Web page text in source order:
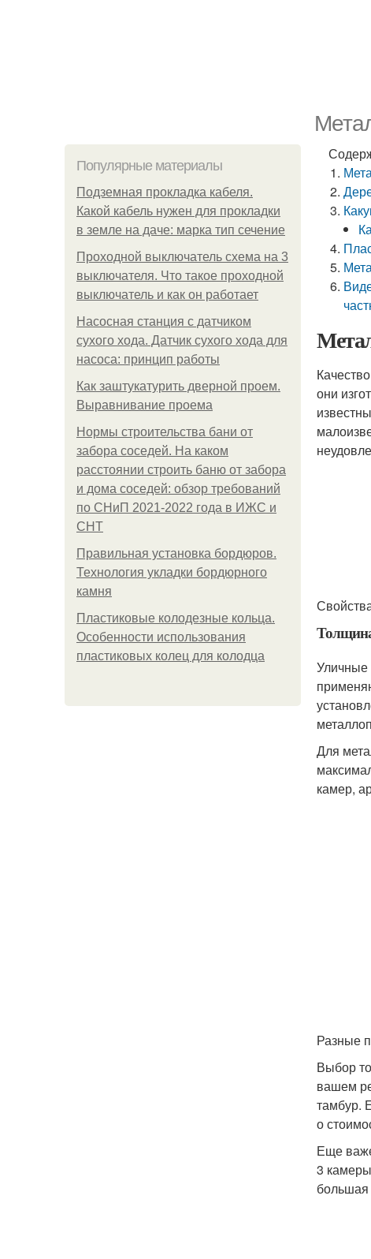
Популярные материалы
Подземная прокладка кабеля.
Какой кабель нужен для прокладки
в земле на даче: марка тип сечение
Проходной выключатель схема на 3
выключателя. Что такое проходной
выключатель и как он работает
Насосная станция с датчиком
сухого хода. Датчик сухого хода для
насоса: принцип работы
Как заштукатурить дверной проем.
Выравнивание проема
Нормы строительства бани от
забора соседей. На каком
расстоянии строить баню от забора
и дома соседей: обзор требований
по СНиП 2021-2022 года в ИЖС и
СНТ
Правильная установка бордюров.
Технология укладки бордюрного
камня
Пластиковые колодезные кольца.
Особенности использования
пластиковых колец для колодца
они
Уличные
Для
камер,
Разные
Выбор
вашем
тамбур.
о
Еще
3
большая